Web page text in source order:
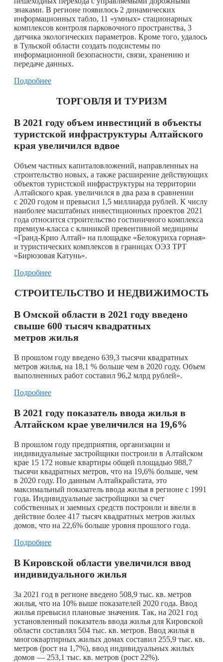
знаками. В регионе появилось 2 динамических
информационных табло, 11 «умных» стационарных
комплексов контроля парковочного пространства, 3
датчика экологических параметров. Кроме того, удалось
в Тульской области создать подсистемы по
информационной безопасности, связи, хранению и
передаче данных.
Подробнее
ТОРГОВЛЯ И ТУРИЗМ
В 2021 году объем инвестиций в объекты
туристской инфраструктуры Алтайского
края увеличился вдвое
Объем частных капиталовложений, направленных на
строительство новых, а также расширение действующих
объектов туристской инфраструктуры на территории
Алтайского края. увеличился в два раза в сравнении
с 2020 годом и превысил 1,5 миллиарда рублей. К числу
наиболее масштабных инвестиционных проектов 2021
года относится строительство гостиничного комплекса
премиум-класса с клиникой превентивной медицины
«Гранд-Крио Алтай» на площадке «Белокуриха горная»
и туристических комплексов в границах ОЭЗ ТРТ
«Бирюзовая Катунь».
Подробнее
СТРОИТЕЛЬСТВО И НЕДВИЖИМОСТЬ
В Омской области в 2021 году введено
свыше 600 тысяч квадратных
метров жилья
В прошлом году введено 639,3 тысячи квадратных
метров жилья, на 18,1 % больше чем в 2020 году. Объем
выполненных работ составил 96,2 млрд рублей».
Подробнее
В 2021 году показатель ввода жилья в
Алтайском крае увеличился на 19,6%
В прошлом году предприятия, организации и
индивидуальные застройщики построили в Алтайском
крае 15 172 новые квартиры общей площадью 988,7
тысячи квадратных метров, что на 19,6% больше, чем
в 2020 году. По данным Алтайкрайстата, это
максимальный показатель ввода жилья в регионе с 1991
года. Индивидуальные застройщики за счет
собственных и заемных средств построили и ввели в
действие более 417 тысяч квадратных метров жилых
домов, что на 22,6% больше уровня прошлого года.
Подробнее
В Кировской области увеличился ввод
индивидуального жилья
За 2021 год в регионе введено 508,9 тыс. кв. метров
жилья, что на 10% выше показателей 2020 года. Ввод
жилья превысил плановые значения. Так, на 2021 год
установленный показатель ввода жилья для Кировской
области составлял 504 тыс. кв. метров. Ввод жилья в
многоквартирных жилых домах составил 255,9 тыс. кв.
метров (рост на 1,7%), ввод индивидуальных жилых
домов — 253,1 тыс. кв. метров (рост 22%).